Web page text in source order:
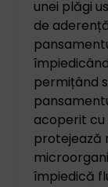
unei plăgi
de
permițând
acoperit
protejează
împiedică